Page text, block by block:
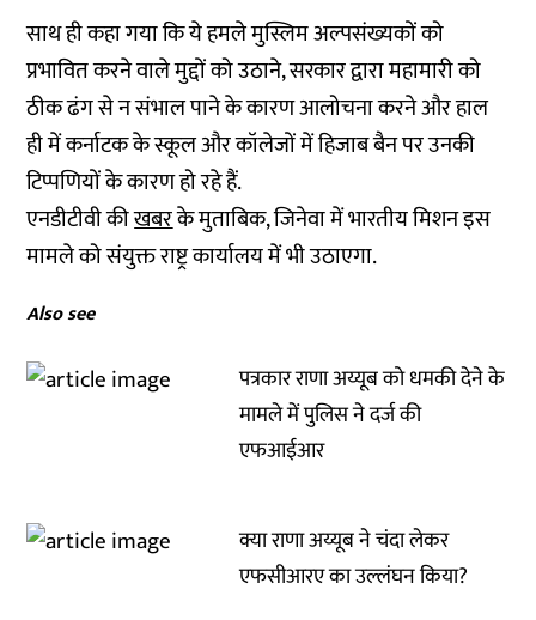
साथ ही कहा गया कि ये हमले मुस्लिम अल्पसंख्यकों को
प्रभावित करने वाले मुद्दों को उठाने, सरकार द्वारा महामारी को
ठीक ढंग से न संभाल पाने के कारण आलोचना करने और हाल
ही में कर्नाटक के स्कूल और कॉलेजों में हिजाब बैन पर उनकी
टिप्पणियों के कारण हो रहे हैं.
एनडीटीवी कीखबरके मुताबिक, जिनेवा में भारतीय मिशन इस
मामले को संयुक्त राष्ट्र कार्यालय में भी उठाएगा.
Also see
पत्रकार राणा अय्यूब को धमकी देने के
मामले में पुलिस ने दर्ज की
एफआईआर
क्या राणा अय्यूब ने चंदा लेकर
एफसीआरए का उल्लंघन किया?